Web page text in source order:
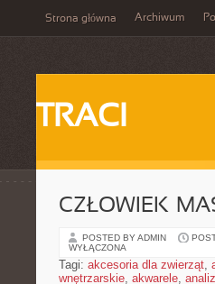
Strona główna Archiwum
TRACI
POSTED BY ADMIN
WYŁĄCZONA
Tagi: akcesoria dla zwierząt,
wnętrzarskie, akwarele,